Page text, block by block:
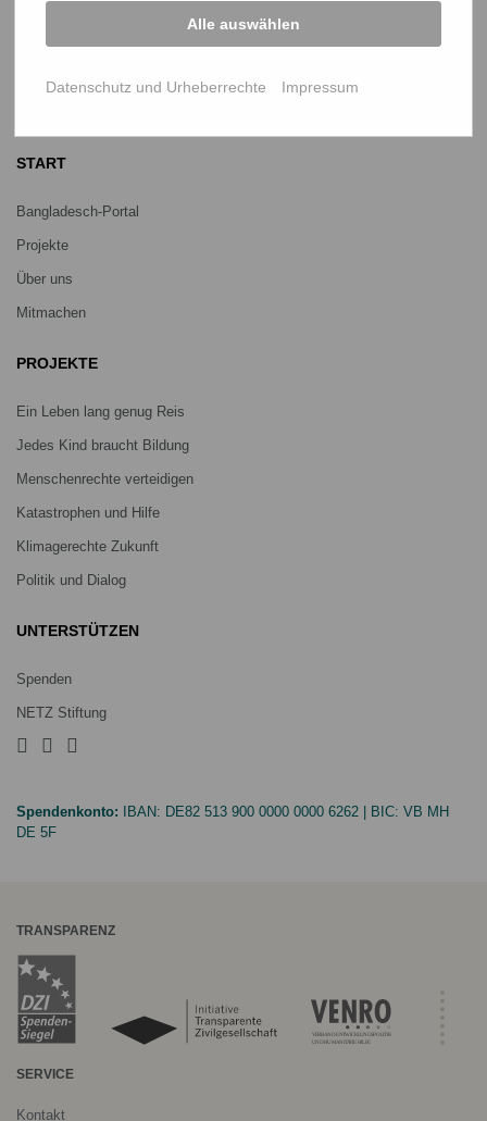
Germany
Telefon0641 - 26 555 600
START
Bangladesch-Portal
Projekte
Über uns
Mitmachen
PROJEKTE
Ein Leben lang genug Reis
Jedes Kind braucht Bildung
Menschenrechte verteidigen
Katastrophen und Hilfe
Klimagerechte Zukunft
Politik und Dialog
UNTERSTÜTZEN
Spenden
NETZ Stiftung
Spendenkonto: IBAN: DE82 513 900 0000 0000 6262 | BIC: VB MH
DE 5F
TRANSPARENZ
SERVICE
Kontakt
Alle auswählen
Datenschutz und Urheberrechte Impressum